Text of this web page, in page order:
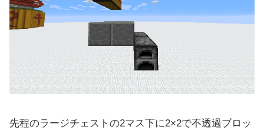
先程のラージチェストの2マス下に2×2で不透過ブロッ